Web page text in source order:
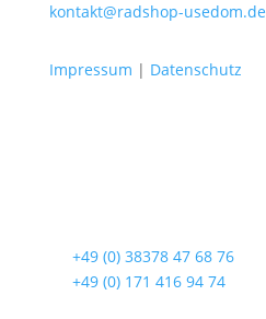
kontakt@radshop-usedom.de
Impressum | Datenschutz
+49 (0) 38378 47 68 76
+49 (0) 171 416 94 74